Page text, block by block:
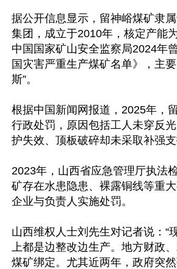
据公开信息显示，留神峪煤矿隶
集团，成立于2010年，核定产能
中国国家矿山安全监察局2024年
国灾害严重生产煤矿名单》，主
斯”。
根据中国新闻网报道，2025年，
行政处罚，原因包括工人未穿反
护失效、顶板破碎却未采取补强支
2023年，山西省应急管理厅执法
矿存在水患隐患、裸露铜线等重
企业与负责人实施处罚。
山西维权人士刘先生对记者说：“
上都是边整改边生产。地方财政
煤矿绑定。尤其近两年，政府突